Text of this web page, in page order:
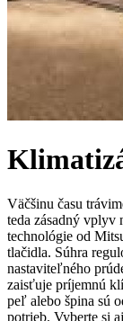
Väčšinu času
teda zásadný vplyv
technológie od
tlačidla. Súhra
nastaviteľného
zaisťuje príjemnú
peľ alebo špina sú
potrieb. Vyberte si